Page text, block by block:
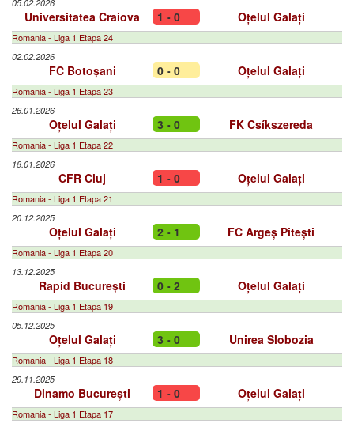
05.02.2026
Universitatea Craiova 1 - 0 Oțelul Galați
Romania - Liga 1 Etapa 24
02.02.2026
FC Botoșani 0 - 0 Oțelul Galați
Romania - Liga 1 Etapa 23
26.01.2026
Oțelul Galați 3 - 0 FK Csíkszereda
Romania - Liga 1 Etapa 22
18.01.2026
CFR Cluj 1 - 0 Oțelul Galați
Romania - Liga 1 Etapa 21
20.12.2025
Oțelul Galați 2 - 1 FC Argeș Pitești
Romania - Liga 1 Etapa 20
13.12.2025
Rapid București 0 - 2 Oțelul Galați
Romania - Liga 1 Etapa 19
05.12.2025
Oțelul Galați 3 - 0 Unirea Slobozia
Romania - Liga 1 Etapa 18
29.11.2025
Dinamo București 1 - 0 Oțelul Galați
Romania - Liga 1 Etapa 17